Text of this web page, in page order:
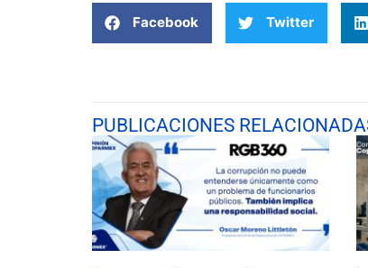
Facebook Twitter
PUBLICACIONES